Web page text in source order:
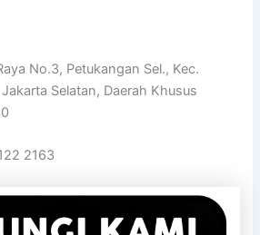
No.3, Petukangan Sel., Kec.
Selatan, Daerah Khusus
2163